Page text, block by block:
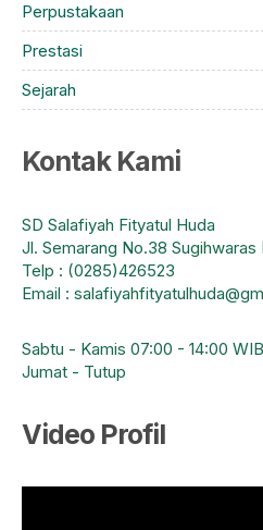
Perpustakaan
Prestasi
Sejarah
Kontak Kami
SD Salafiyah Fityatul Huda
Jl. Semarang No.38 Sugihwaras
Telp : (0285)426523
Email :
Sabtu - Kamis 07:00 - 14:00 WIB
Jumat - Tutup
Video Profil